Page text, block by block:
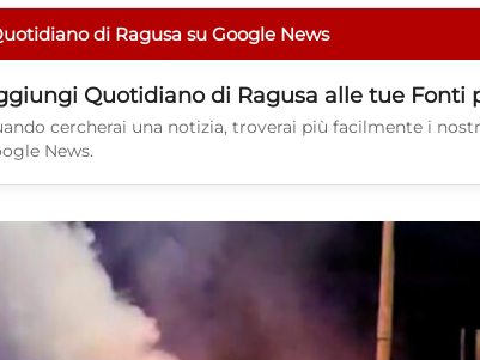
di Ragusa su Google News
Quotidiano di Ragusa alle tue Fonti
cercherai una notizia, troverai più facilmente i
News.